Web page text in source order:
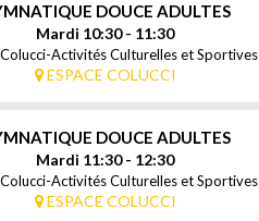
DOUCE ADULTES
Mardi 10:30 - 11:30
Activités Culturelles et Sportives
ESPACE COLUCCI
DOUCE ADULTES
Mardi 11:30 - 12:30
Activités Culturelles et Sportives
ESPACE COLUCCI